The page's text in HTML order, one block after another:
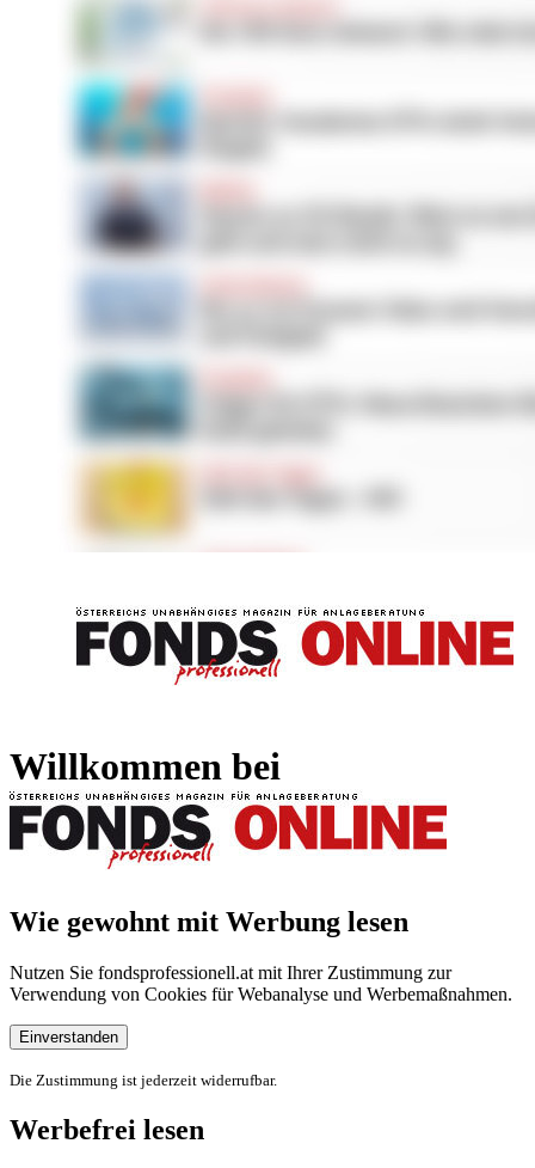
Willkommen bei
Wie gewohnt mit Werbung lesen
Nutzen Sie fondsprofessionell.at mit Ihrer Zustimmung zur
Verwendung von Cookies für Webanalyse und Werbemaßnahmen.
Einverstanden
Die Zustimmung ist jederzeit widerrufbar.
Werbefrei lesen